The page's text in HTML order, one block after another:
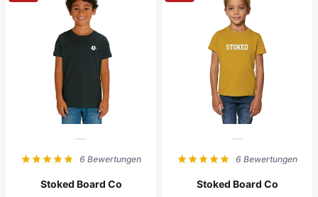
6 Bewertungen
Stoked Board Co
6 Bewertungen
Stoked Board Co